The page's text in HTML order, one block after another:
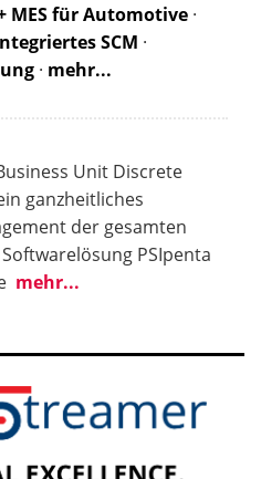
MES für Automotive ·
SCM ·
· mehr...
Unit Discrete
ganzheitliches
der gesamten
PSIpenta
mehr...